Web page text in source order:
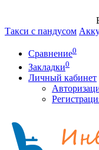
Такси с пандусом
Сравнение0
Закладки0
Личный кабинет